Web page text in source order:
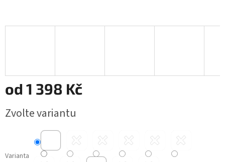
od 1 398 Kč
cena:
Zvolte variantu
Varianta